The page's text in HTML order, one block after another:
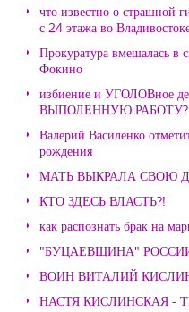
что известно о страшной
с 24 этажа во
Прокуратура вмешалась в
Фокино
избиение и УГОЛОВное
ВЫПОЛЕННУЮ РАБОТУ?
Валерий Василенко
рождения
МАТЬ ВЫКРАЛА СВОЮ
КТО ЗДЕСЬ ВЛАСТЬ?!
как распознать брак на
"БУЦАЕВЩИНА"
ВОИН ВИТАЛИЙ
НАСТЯ КИСЛИНСКАЯ -